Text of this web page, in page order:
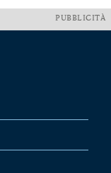
PUBBLICITÀ